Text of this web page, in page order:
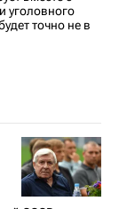
уголовного
точно не в